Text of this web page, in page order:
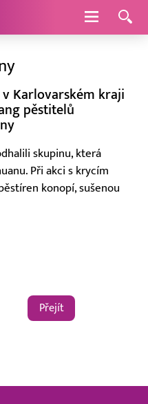
Navigace
v Karlovarském kraji
pěstitelů
skupinu, která
Při akci s krycím
konopí, sušenou
Přejít